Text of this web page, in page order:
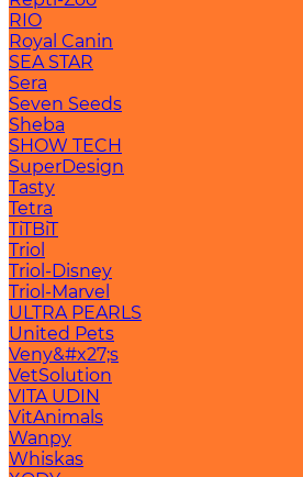
RIO
Royal Canin
SEA STAR
Sera
Seven Seeds
Sheba
SHOW TECH
SuperDesign
Tasty
Tetra
TiTBiT
Triol
Triol-Disney
Triol-Marvel
ULTRA PEARLS
United Pets
Veny&#x27;s
VetSolution
VITA UDIN
VitAnimals
Wanpy
Whiskas